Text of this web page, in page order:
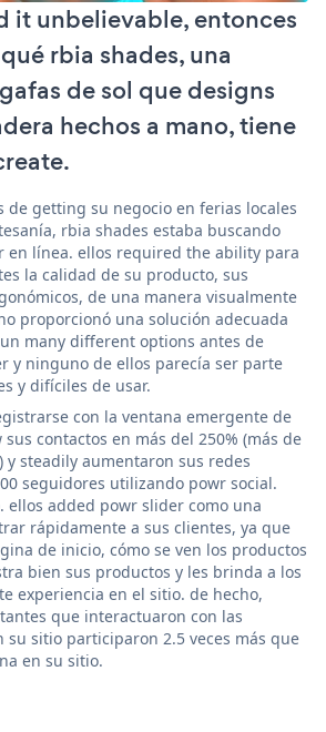
it unbelievable, entonces
rbia shades, una
de sol que designs
hechos a mano, tiene
de getting su negocio en ferias locales
rbia shades estaba buscando
en línea. ellos required the ability para
la calidad de su producto, sus
de una manera visualmente
proporcionó una solución adecuada
many different options antes de
y ninguno de ellos parecía ser parte
y difíciles de usar.
con la ventana emergente de
contactos en más del 250% (más de
y steadily aumentaron sus redes
seguidores utilizando powr social.
ellos added powr slider como una
rápidamente a sus clientes, ya que
de inicio, cómo se ven los productos
bien sus productos y les brinda a los
experiencia en el sitio. de hecho,
que interactuaron con las
su sitio participaron 2.5 veces más que
en su sitio.